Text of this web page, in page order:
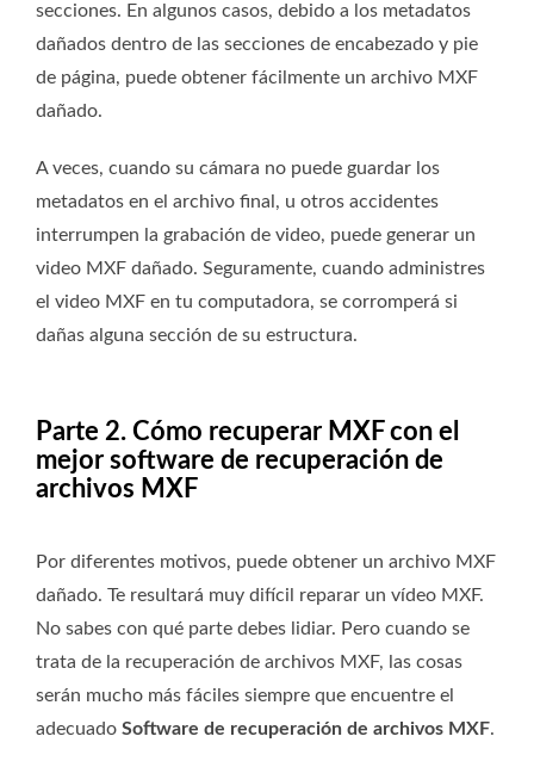
secciones. En algunos casos, debido a los metadatos
dañados dentro de las secciones de encabezado y pie
de página, puede obtener fácilmente un archivo MXF
dañado.
A veces, cuando su cámara no puede guardar los
metadatos en el archivo final, u otros accidentes
interrumpen la grabación de video, puede generar un
video MXF dañado. Seguramente, cuando administres
el video MXF en tu computadora, se corromperá si
dañas alguna sección de su estructura.
Parte 2. Cómo recuperar MXF con el
mejor software de recuperación de
archivos MXF
Por diferentes motivos, puede obtener un archivo MXF
dañado. Te resultará muy difícil reparar un vídeo MXF.
No sabes con qué parte debes lidiar. Pero cuando se
trata de la recuperación de archivos MXF, las cosas
serán mucho más fáciles siempre que encuentre el
adecuado Software de recuperación de archivos MXF.